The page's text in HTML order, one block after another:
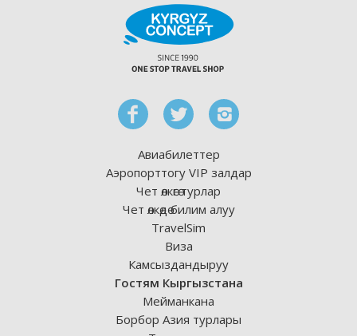
Авиабилеттер
Аэропорттогу VIP залдар
Чет өлкөгө турлар
Чет өлкөдө билим алуу
TravelSim
Виза
Камсыздандыруу
Гостям Кыргызстана
Мейманкана
Борбор Азия турлары